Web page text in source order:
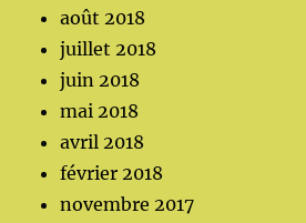
août 2018
juillet 2018
juin 2018
mai 2018
avril 2018
février 2018
novembre 2017